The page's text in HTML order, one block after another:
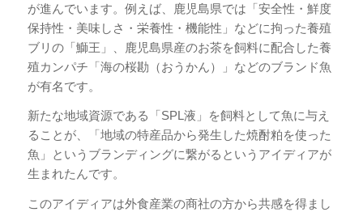
が進んでいます。例えば、鹿児島県では「安全性・鮮度
保持性・美味しさ・栄養性・機能性」などに拘った養殖
ブリの「鰤王」、鹿児島県産のお茶を飼料に配合した養
殖カンパチ「海の桜勘（おうかん）」などのブランド魚
が有名です。
新たな地域資源である「SPL液」を飼料として魚に与え
ることが、「地域の特産品から発生した焼酎粕を使った
魚」というブランディングに繋がるというアイディアが
生まれたんです。
このアイディアは外食産業の商社の方から共感を得まし